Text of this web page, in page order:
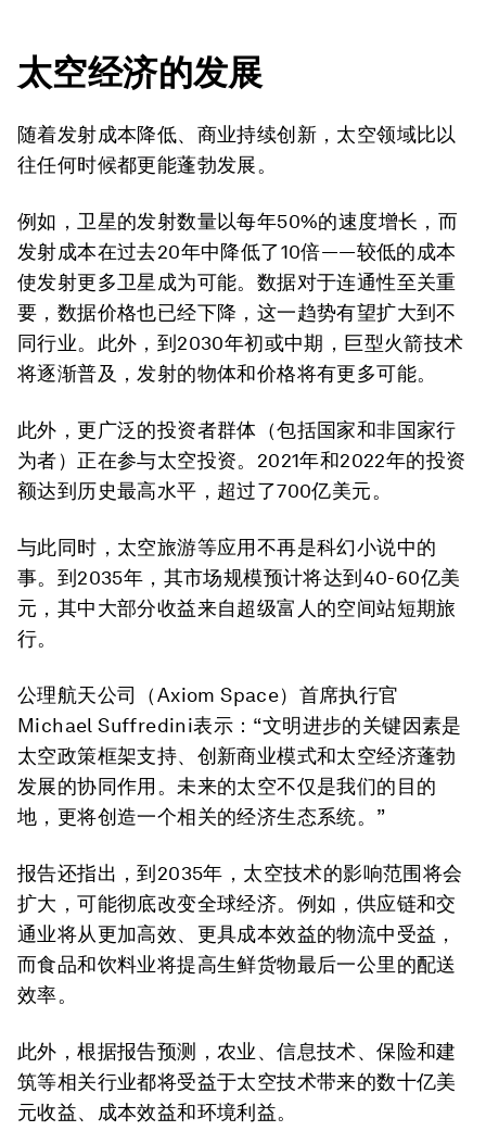
太空经济的发展
随着发射成本降低、商业持续创新，太空领域比以
往任何时候都更能蓬勃发展。
例如，卫星的发射数量以每年50%的速度增长，而
发射成本在过去20年中降低了10倍——较低的成本
使发射更多卫星成为可能。数据对于连通性至关重
要，数据价格也已经下降，这一趋势有望扩大到不
同行业。此外，到2030年初或中期，巨型火箭技术
将逐渐普及，发射的物体和价格将有更多可能。
此外，更广泛的投资者群体（包括国家和非国家行
为者）正在参与太空投资。2021年和2022年的投资
额达到历史最高水平，超过了700亿美元。
与此同时，太空旅游等应用不再是科幻小说中的
事。到2035年，其市场规模预计将达到40-60亿美
元，其中大部分收益来自超级富人的空间站短期旅
行。
公理航天公司（Axiom Space）首席执行官
Michael Suffredini表示：“文明进步的关键因素是
太空政策框架支持、创新商业模式和太空经济蓬勃
发展的协同作用。未来的太空不仅是我们的目的
地，更将创造一个相关的经济生态系统。”
报告还指出，到2035年，太空技术的影响范围将会
扩大，可能彻底改变全球经济。例如，供应链和交
通业将从更加高效、更具成本效益的物流中受益，
而食品和饮料业将提高生鲜货物最后一公里的配送
效率。
此外，根据报告预测，农业、信息技术、保险和建
筑等相关行业都将受益于太空技术带来的数十亿美
元收益、成本效益和环境利益。